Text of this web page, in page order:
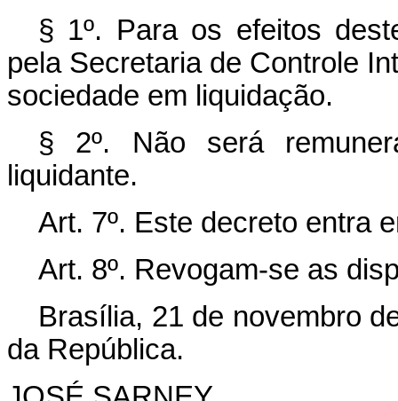
§ 1º. Para os efeitos
pela Secretaria de Controle
sociedade em liquidação.
§ 2º. Não será
liquidante.
Art. 7º. Este decreto entra
Art. 8º. Revogam-se as
Brasília, 21 de novembro
da República.